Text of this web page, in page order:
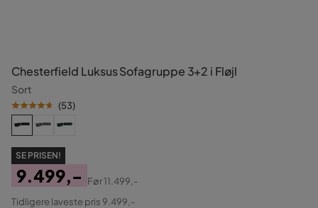
Chesterfield Luksus Sofagruppe 3+2 i Fløjl
Sort
(53)
SE PRISEN!
Pris
9.499,-
Original
Før11.499,-
Tidligere laveste pris 9.499,-